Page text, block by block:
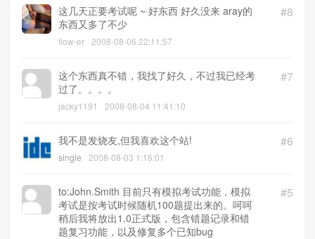
#8
这几天正要考试呢 ~·好东西 好久没来 aray的
东西又多了不少
flow-er 2008-08-06 22:11:57
#7
这个东西真不错，我找了好久，不过我已经考
过了。。。。
jacky1191 2008-08-04 11:41:10
#6
我不是发烧友,但我喜欢这个站!
single 2008-08-03 1:16:01
#5
to:John.Smith 目前只有模拟考试功能，模拟
考试是按考试时候随机100题提出来的。呵呵
稍后我将放出1.0正式版，包含错题记录和错
题复习功能，以及修复多个已知bug